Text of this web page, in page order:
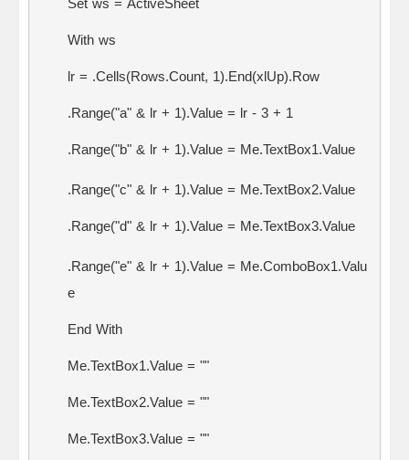
With ws
lr = .Cells(Rows.Count, 1).End(xlUp).Row
.Range("a" & lr + 1).Value = lr - 3 + 1
.Range("b" & lr + 1).Value = Me.TextBox1.Value
.Range("c" & lr + 1).Value = Me.TextBox2.Value
.Range("d" & lr + 1).Value = Me.TextBox3.Value
.Range("e" & lr + 1).Value = Me.ComboBox1.Valu
e
End With
Me.TextBox1.Value = ""
Me.TextBox2.Value = ""
Me.TextBox3.Value = ""